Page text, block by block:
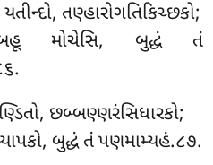
તણ્હારોગતિકિચ્છકો;
મોચેસિ, બુદ્ધં તં
છબ્બણ્ણરંસિધારકો;
બુદ્ધં તં પણમામ્યહં.૮૭.